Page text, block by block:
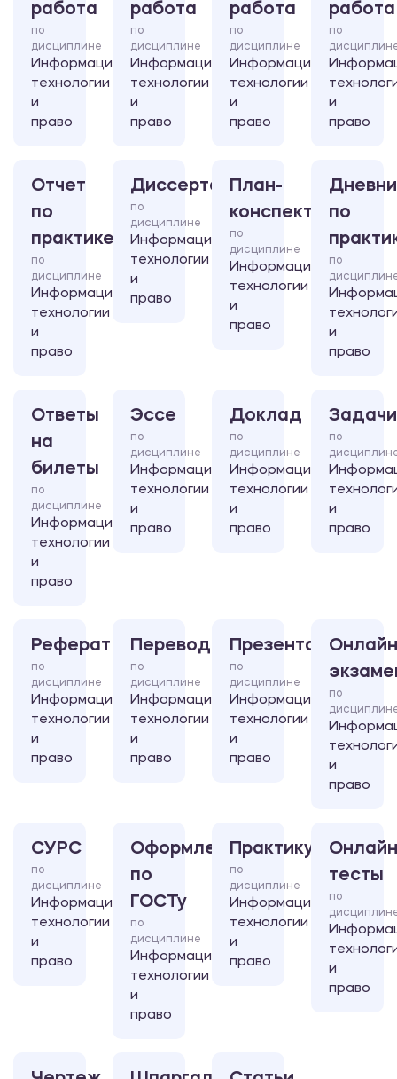
работа
по
дисциплине
Информационные
технологии
и
право
работа
по
дисциплине
Информационные
технологии
и
право
работа
по
дисциплине
Информационные
технологии
и
право
работа
по
и
право
Отчет
по
практике
по
дисциплине
Информационные
технологии
и
право
Диссертация
по
дисциплине
Информационные
технологии
и
право
План-
конспект
по
дисциплине
Информационные
технологии
и
право
по
по
и
право
Ответы
на
билеты
по
дисциплине
Информационные
технологии
и
право
Эссе
по
дисциплине
Информационные
технологии
и
право
Доклад
по
дисциплине
Информационные
технологии
и
право
Задачи
по
и
право
Реферат
по
дисциплине
Информационные
технологии
и
право
Перевод
по
дисциплине
Информационные
технологии
и
право
Презентация
по
дисциплине
Информационные
технологии
и
право
по
и
право
СУРС
по
дисциплине
Информационные
технологии
и
право
Оформление
по
ГОСТу
по
дисциплине
Информационные
технологии
и
право
Практикум
по
дисциплине
Информационные
технологии
и
право
тесты
по
и
право